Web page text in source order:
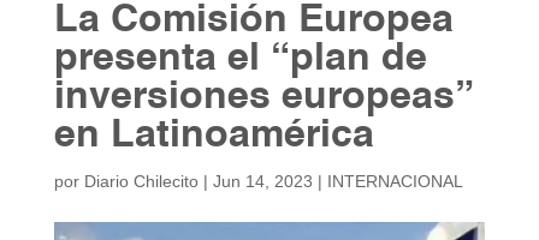
La Comisión Europea
presenta el “plan de
inversiones europeas”
en Latinoamérica
por Diario Chilecito| Jun 14, 2023 | INTERNACIONAL